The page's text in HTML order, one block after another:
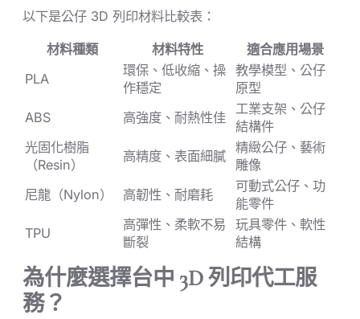
以下是公仔 3D 列印材料比較表：
材料種類 材料特性
適合應用場景
PLA
環保、低收縮、操
作穩定
教學模型、公仔
原型
ABS
高強度、耐熱性佳
工業支架、公仔
結構件
光固化樹脂
（Resin）
高精度、表面細膩
精緻公仔、藝術
雕像
尼龍（Nylon）
高韌性、耐磨耗
可動式公仔、功
能零件
TPU
高彈性、柔軟不易
斷裂
玩具零件、軟性
結構
為什麼選擇台中 3D 列印代工服
務？